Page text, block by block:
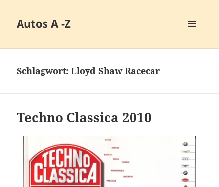
Autos A -Z
Schlagwort:Lloyd Shaw Racecar
Techno Classica 2010